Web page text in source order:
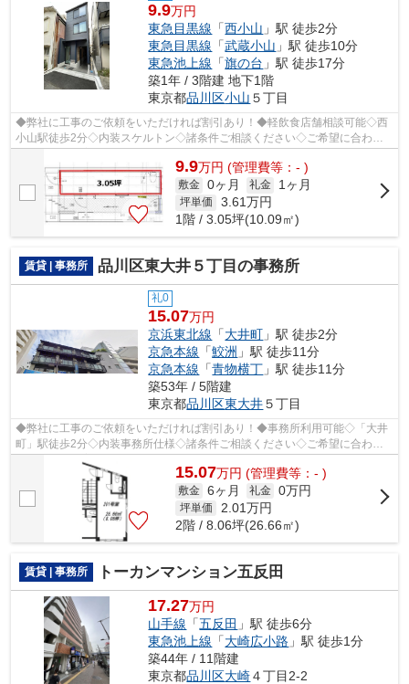
9.9万円
東急目黒線 「西小山 」駅 徒歩2分
東急目黒線 「武蔵小山 」駅 徒歩10分
東急池上線 「旗の台 」駅 徒歩17分
築1年 / 3階建 地下1階
東京都品川区小山 ５丁目
◆弊社に工事のご依頼をいただければ割引あり！◆軽飲食店舗相談可能◇西
小山駅徒歩2分◇内装スケルトン◇諸条件ご相談ください◇ご希望に合わせ
9.9万円 (管理費等：- )
敷金 0ヶ月 礼金 1ヶ月
坪単価 3.61万円
1階 / 3.05坪(10.09㎡)
賃貸 | 事務所 品川区東大井５丁目の事務所
礼0
15.07万円
京浜東北線 「大井町 」駅 徒歩2分
京急本線 「鮫洲 」駅 徒歩11分
京急本線 「青物横丁 」駅 徒歩11分
築53年 / 5階建
東京都品川区東大井５丁目
◆弊社に工事のご依頼をいただければ割引あり！◆事務所利用可能◇「大井
町」駅徒歩2分◇内装事務所仕様◇諸条件ご相談ください◇ご希望に合わせ
て物件のご提案が可能です◇お気軽にお問い合...
15.07万円 (管理費等：- )
敷金 6ヶ月 礼金 0万円
坪単価 2.01万円
2階 / 8.06坪(26.66㎡)
賃貸 | 事務所 トーカンマンション五反田
17.27万円
山手線 「五反田 」駅 徒歩6分
東急池上線 「大崎広小路 」駅 徒歩1分
築44年 / 11階建
東京都品川区大崎４丁目2-2